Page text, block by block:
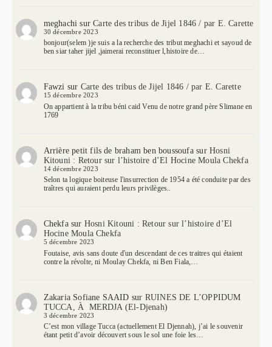
meghachi surCarte des tribus de Jijel 1846 / par E. Carette
30 décembre 2023
bonjour(selem )je suis a la recherche des tribut meghachi et sayoud de
ben siar taher jijel ,jaimerai reconstituer l,histoire de…
Fawzi sur Carte des tribus de Jijel 1846 / par E. Carette
15 décembre 2023
On appartient à la tribu béni caid Venu de notre grand père Slimane en
1769
Arrière petit fils de braham ben boussoufasur Hosni
Kitouni : Retour sur l’histoire d’El Hocine Moula Chekfa
14 décembre 2023
Selon ta logique boiteuse l'insurrection de 1954 a été conduite par des
traîtres qui auraient perdu leurs privilèges..
Chekfasur Hosni Kitouni : Retour sur l’histoire d’El
Hocine Moula Chekfa
5 décembre 2023
Foutaise, avis sans doute d'un descendant de ces traitres qui étaient
contre la révolte, ni Moulay Chekfa, ni Ben Fiala,…
Zakaria Sofiane SAAID sur RUINES DE L’OPPIDUM
TUCCA, À MERDJA (El-Djenah)
3 décembre 2023
C’est mon village Tucca (actuellement El Djennah), j’ai le souvenir
étant petit d’avoir découvert sous le sol une foie les…